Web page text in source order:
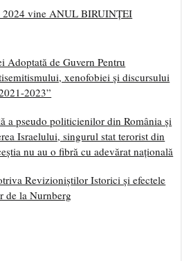
2024 vine ANUL BIRUINȚEI
Adoptată de Guvern Pentru
xenofobiei și discursului
2023”
a pseudo politicienilor din România și
Israelului, singurul stat terorist din
nu au o fibră cu adevărat națională
Revizioniștilor Istorici și efectele
de la Nurnberg